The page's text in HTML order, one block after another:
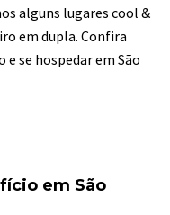
alguns lugares cool &
em dupla. Confira
se hospedar em São
em São